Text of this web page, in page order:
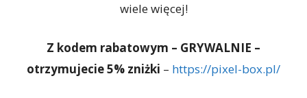
wiele więcej!
Z kodem rabatowym – GRYWALNIE –
otrzymujecie 5% zniżki – https://pixel-box.pl/